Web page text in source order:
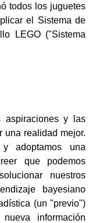
todos los juguetes
el Sistema de
LEGO ("Sistema
aspiraciones y las
una realidad mejor.
adoptamos una
que podemos
nuestros
bayesiano
(un "previo")
información